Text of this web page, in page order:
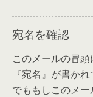
宛名を確認
このメールの冒
『宛名』が書かれ
でももしこのメ